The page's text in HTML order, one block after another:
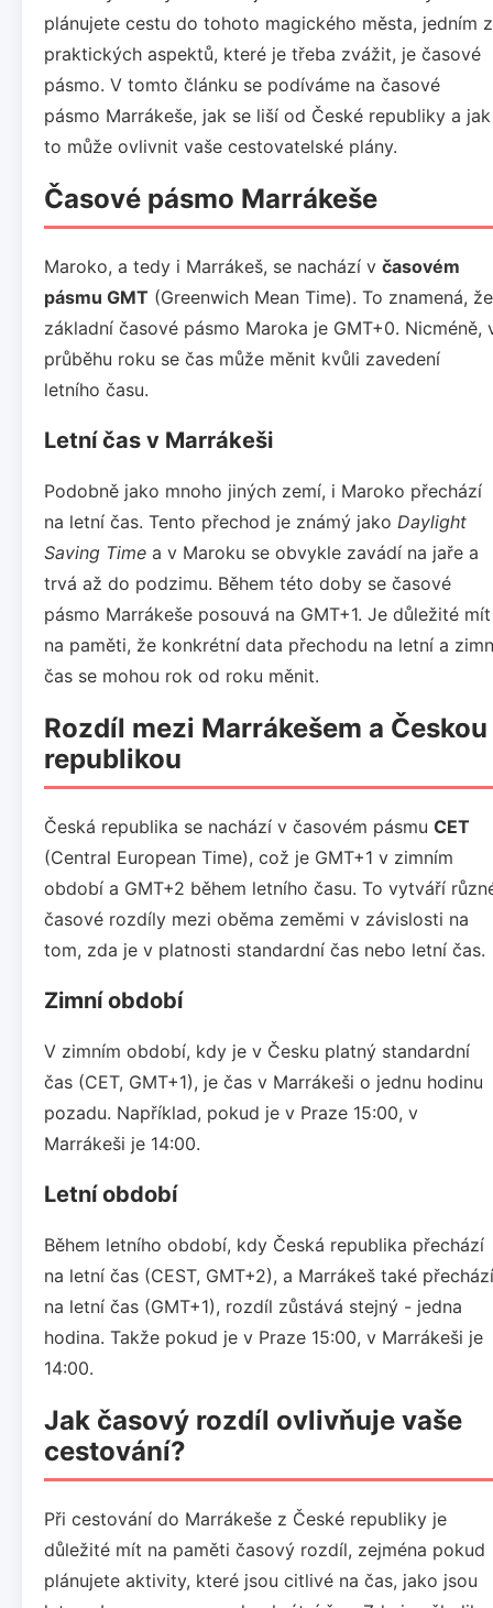
plánujete cestu do tohoto magického města, jedním z
praktických aspektů, které je třeba zvážit, je časové
pásmo. V tomto článku se podíváme na časové
pásmo Marrákeše, jak se liší od České republiky a jak
to může ovlivnit vaše cestovatelské plány.
Časové pásmo Marrákeše
Maroko, a tedy i Marrákeš, se nachází v časovém
pásmu GMT (Greenwich Mean Time). To znamená, že
základní časové pásmo Maroka je GMT+0. Nicméně,
průběhu roku se čas může měnit kvůli zavedení
letního času.
Letní čas v Marrákeši
Podobně jako mnoho jiných zemí, i Maroko přechází
na letní čas. Tento přechod je známý jako Daylight
Saving Time a v Maroku se obvykle zavádí na jaře a
trvá až do podzimu. Během této doby se časové
pásmo Marrákeše posouvá na GMT+1. Je důležité mít
na paměti, že konkrétní data přechodu na letní a
čas se mohou rok od roku měnit.
Rozdíl mezi Marrákešem a Českou
republikou
Česká republika se nachází v časovém pásmu CET
(Central European Time), což je GMT+1 v zimním
období a GMT+2 během letního času. To vytváří
časové rozdíly mezi oběma zeměmi v závislosti na
tom, zda je v platnosti standardní čas nebo letní čas.
Zimní období
V zimním období, kdy je v Česku platný standardní
čas (CET, GMT+1), je čas v Marrákeši o jednu hodinu
pozadu. Například, pokud je v Praze 15:00, v
Marrákeši je 14:00.
Letní období
Během letního období, kdy Česká republika přechází
na letní čas (CEST, GMT+2), a Marrákeš také přechází
na letní čas (GMT+1), rozdíl zůstává stejný - jedna
hodina. Takže pokud je v Praze 15:00, v Marrákeši je
14:00.
Jak časový rozdíl ovlivňuje vaše
cestování?
Při cestování do Marrákeše z České republiky je
důležité mít na paměti časový rozdíl, zejména pokud
plánujete aktivity, které jsou citlivé na čas, jako jsou